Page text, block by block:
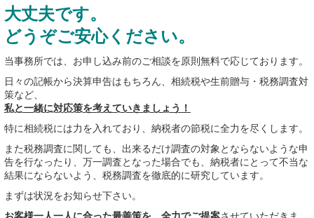
大丈夫です。
どうぞご安心ください。
当事務所では、お申し込み前のご相談を原則無料で応じております。
日々の記帳から決算申告はもちろん、相続税や生前贈与・税務調査対
策など、
私と一緒に対応策を考えていきましょう！
特に相続税には力を入れており、納税者の節税に全力を尽くします。
また税務調査に関しても、出来るだけ調査の対象とならないような申
告を行なったり、万一調査となった場合でも、納税者にとって不当な
結果にならないよう、税務調査を徹底的に研究しています。
まずは状況をお知らせ下さい。